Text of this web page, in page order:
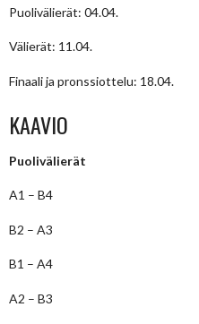
Puolivälierät: 04.04.
Välierät: 11.04.
Finaali ja pronssiottelu: 18.04.
KAAVIO
Puolivälierät
A1 – B4
B2 – A3
B1 – A4
A2 – B3